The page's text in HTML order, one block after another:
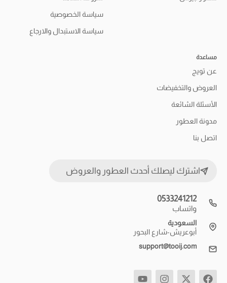
سياسة الخصوصية
سياسة الاستبدال والارجاع
مساعدة
عن تويج
العروض والتخفيضات
الأسئلة الشائعة
مدونة العطور
اتصل بنا
اشترك ليصلك أحدث العطور والعروض
0533241212
واتساب
السعودية
أبوعريش-شارع البحور
support@tooij.com